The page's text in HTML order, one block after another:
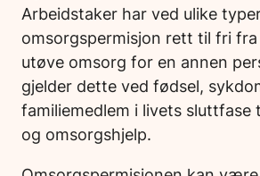
Arbeidstaker har ved ulike
omsorgspermisjon rett til fri
utøve omsorg for en annen
gjelder dette ved fødsel,
familiemedlem i livets sluttfase
og omsorgshjelp.